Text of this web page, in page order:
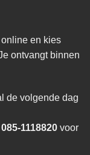
en kies
ontvangt binnen
de volgende dag
085-1118820 voor